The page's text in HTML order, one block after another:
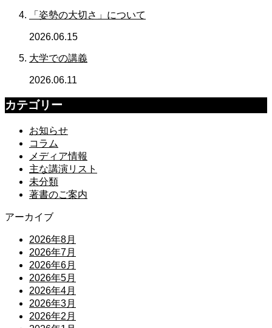
「姿勢の大切さ」について
2026.06.15
大学での講義
2026.06.11
カテゴリー
お知らせ
コラム
メディア情報
主な講演リスト
未分類
著書のご案内
アーカイブ
2026年8月
2026年7月
2026年6月
2026年5月
2026年4月
2026年3月
2026年2月